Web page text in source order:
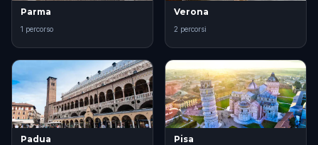
Parma
1 percorso
Verona
2 percorsi
Padua Pisa